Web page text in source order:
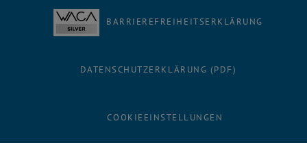
BARRIEREFREIHEITSERKLÄRUNG
DATENSCHUTZERKLÄRUNG (PDF)
COOKIEEINSTELLUNGEN